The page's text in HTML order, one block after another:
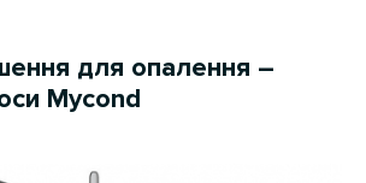
для опалення –
Mycond